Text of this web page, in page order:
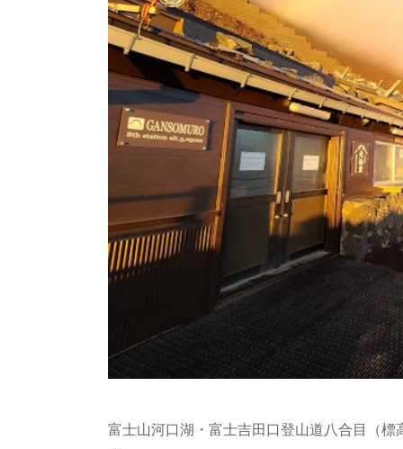
富士山河口湖・富士吉田口登山道八合目（